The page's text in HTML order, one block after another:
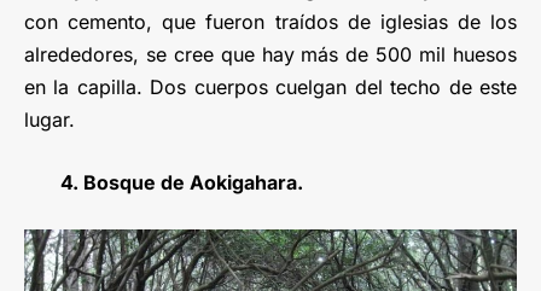
con cemento, que fueron traídos de iglesias de los
alrededores, se cree que hay más de 500 mil huesos
en la capilla. Dos cuerpos cuelgan del techo de este
lugar.
4. Bosque de Aokigahara.